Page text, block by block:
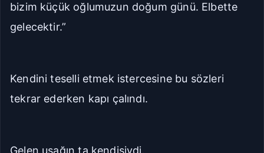
bizim küçük oğlumuzun doğum günü. Elbette
gelecektir.”
Kendini teselli etmek istercesine bu sözleri
tekrar ederken kapı çalındı.
Gelen uşağın ta kendisiydi.